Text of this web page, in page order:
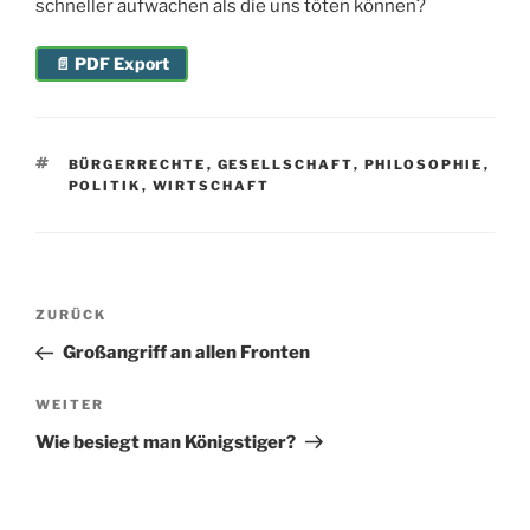
schneller aufwachen als die uns töten können?
📄 PDF Export
SCHLAGWÖRTER
BÜRGERRECHTE , GESELLSCHAFT, PHILOSOPHIE ,
POLITIK , WIRTSCHAFT
Beitragsnavigation
Vorheriger
Beitrag
ZURÜCK
Großangriff an allen Fronten
Nächster
Beitrag
WEITER
Wie besiegt man Königstiger?